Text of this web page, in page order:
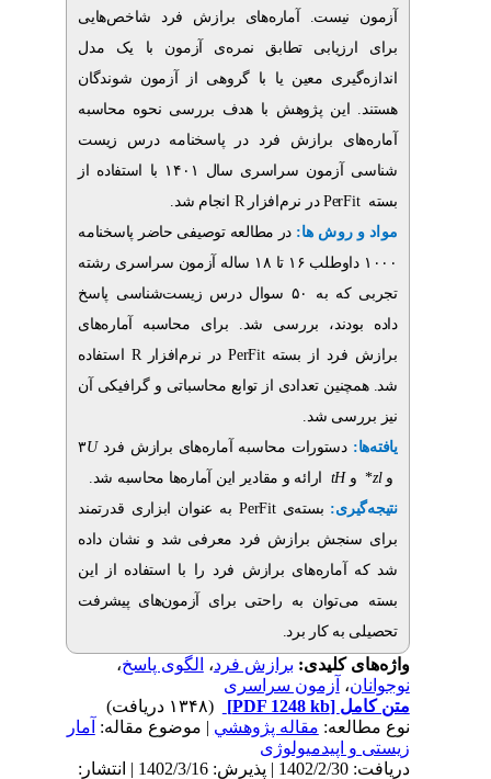
آماره‌های برازش فرد شاخص‌هایی
تطابق نمره‌ی آزمون با یک مدل
معین یا با گروهی از آزمون شوندگان
پژوهش با هدف بررسی نحوه محاسبه
برازش فرد در پاسخنامه درس زیست
شناسی آزمون سراسری سال ۱۴۰۱ با استفاده از
در نرم‌افزارRانجام شد.
در مطالعه توصیفی حاضر پاسخنامه
۱۰۰۰ داوطلب ۱۶ تا ۱۸ ساله آزمون سراسری رشته
تجربی که به ۵۰ سوال درس زیست‌شناسی پاسخ
بررسی شد. برای محاسبه آماره‌های
PerFitدر نرم‌افزارR استفاده
تعدادی از توابع محاسباتی و گرافیکی آن
محاسبه آماره‌های برازش فرد U۳
ارائه و مقادیر این آماره‌ها محاسبه شد.
PerFitبه عنوان ابزاری قدرتمند
برازش فرد معرفی شد و نشان داده
برازش فرد را با استفاده از این
به راحتی برای آزمون‌های پیشرفت
برازش فرد،الگوی پاسخ،
آزمون سراسری
(۱۳۴۸ دریافت)
مقاله پژوهشي| موضوع مقاله:آمار
دریافت: 1402/2/30 | پذیرش: 1402/3/16 | انتشار: